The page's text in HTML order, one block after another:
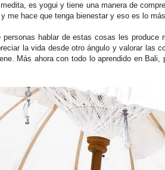
es yogui y tiene una manera de
me hace que tenga bienestar y eso es lo
personas hablar de estas cosas les
la vida desde otro ángulo y valorar las
Más ahora con todo lo aprendido en